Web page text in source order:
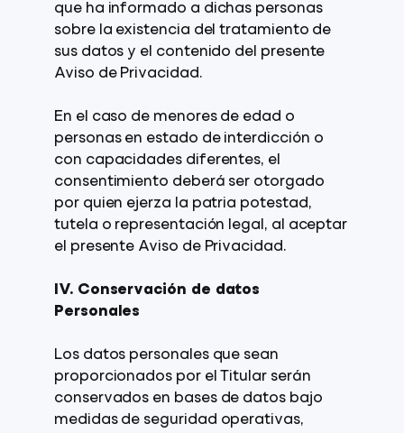
que ha informado a dichas personas
sobre la existencia del tratamiento de
sus datos y el contenido del presente
Aviso de Privacidad.
En el caso de menores de edad o
personas en estado de interdicción o
con capacidades diferentes, el
consentimiento deberá ser otorgado
por quien ejerza la patria potestad,
tutela o representación legal, al aceptar
el presente Aviso de Privacidad.
IV. Conservación de datos
Personales
Los datos personales que sean
proporcionados por el Titular serán
conservados en bases de datos bajo
medidas de seguridad operativas,